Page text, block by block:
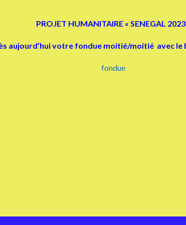
PROJET HUMANITAIRE « SENEGAL 2023
aujourd’hui votre fondue moitié/moitié avec le
fondue